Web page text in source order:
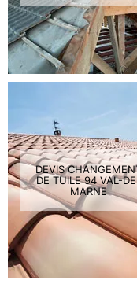
DEVIS
DE TUILE 94 VAL-
MARNE